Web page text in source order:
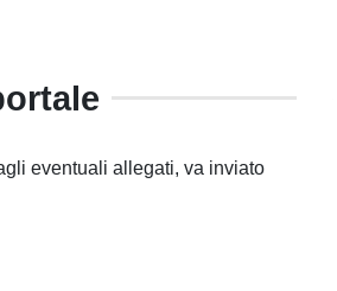
eventuali allegati, va inviato